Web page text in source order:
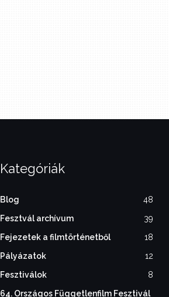
Kategóriák
Blog
48
Fesztvál archívum
39
Fejezetek a filmtörténetből
18
Pályázatok
12
Fesztiválok
8
64. Országos Függetlenfilm Fesztivál